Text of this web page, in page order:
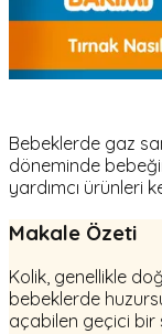
Bebeklerde gaz
döneminde
yardımcı ürünleri
Makale Özeti
Kolik, genellikle
bebeklerde
açabilen geçici bir